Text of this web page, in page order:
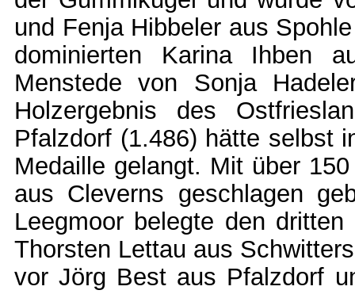
und Fenja Hibbeler aus
dominierten Karina Ihben
Menstede von Sonja
Holzergebnis des
Pfalzdorf (1.486) hätte selbst
Medaille gelangt. Mit über
aus Cleverns geschlagen
Leegmoor belegte den
Thorsten Lettau aus
vor Jörg Best aus Pfalzdorf